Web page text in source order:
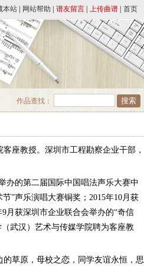
本站 网站帮助 谱友留言 上传曲谱 首页
作品查找：
座教授。深圳市工程勘察企业干部，
办的第二届国际中国唱法声乐大赛中
”声乐演唱大赛铜奖；2015年10月获
月获深圳市企业联合会举办的“奇信
武汉）艺术与传媒学院聘为客座教
草原，母校之恋，同学友谊永恒，思